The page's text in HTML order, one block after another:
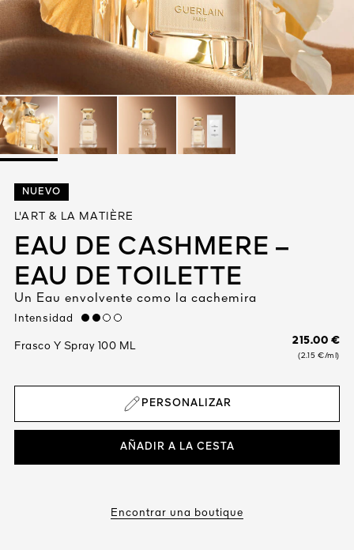
Ver todo
VIVA
NUEVO
L'ART & LA MATIÈRE
EAU DE CASHMERE –
EAU DE TOILETTE
Un Eau envolvente como la cachemira
Intensidad medium
Frasco Y Spray 100 ML 215.00 €
(2.15 €/ml)
PERSONALIZAR
AÑADIR A LA CESTA
Encontrar una boutique